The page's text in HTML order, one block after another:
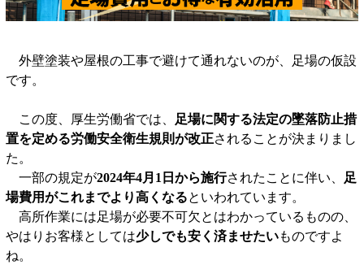
外壁塗装や屋根の工事で避けて通れないのが、足場の仮設
です。
この度、厚生労働省では、 足場に関する法定の墜落防止措
置を定める労働安全衛生規則が改正されることが決まりまし
た。
一部の規定が2024年4月1日から施行されたことに伴い、 足
場費用がこれまでより高くなるといわれています。
高所作業には足場が必要不可欠とはわかっているものの、
やはりお客様としては少しでも安く済ませたいものですよ
ね。